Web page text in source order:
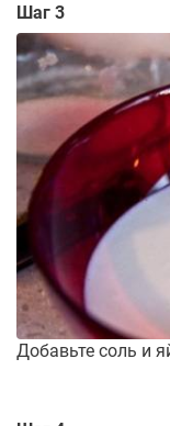
Шаг 3
Добавьте соль и